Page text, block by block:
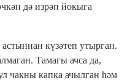
дә изрәп йокыга
күзәтеп утырган.
Тамагы ачса да,
чакны капка ачылган һәм